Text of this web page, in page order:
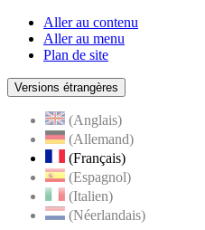
Aller au contenu
Aller au menu
Plan de site
Versions étrangères
(Anglais)
(Allemand)
(Français)
(Espagnol)
(Italien)
(Néerlandais)